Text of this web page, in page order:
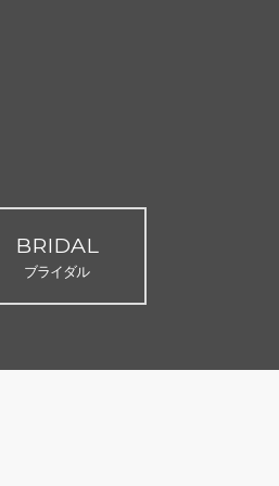
BRIDAL
ブライダル